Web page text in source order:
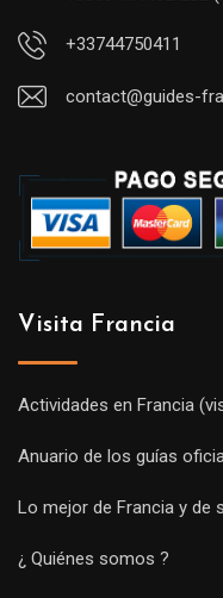
+33744750411
contact@guides-
Visita Francia
Actividades en Francia
Anuario de los guías
Lo mejor de Francia y de
¿ Quiénes somos ?